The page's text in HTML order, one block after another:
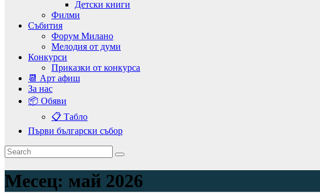
Детски книги
Филми
Събития
Форум Милано
Мелодия от думи
Конкурси
Приказки от конкурса
📆 Арт афиш
За нас
📦 Обяви
📋 Табло
Първи български събор
Месец: май 2026